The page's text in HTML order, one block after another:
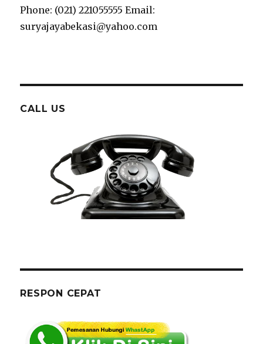
Phone: (021) 221055555 Email:
suryajayabekasi@yahoo.com
CALL US
RESPON CEPAT